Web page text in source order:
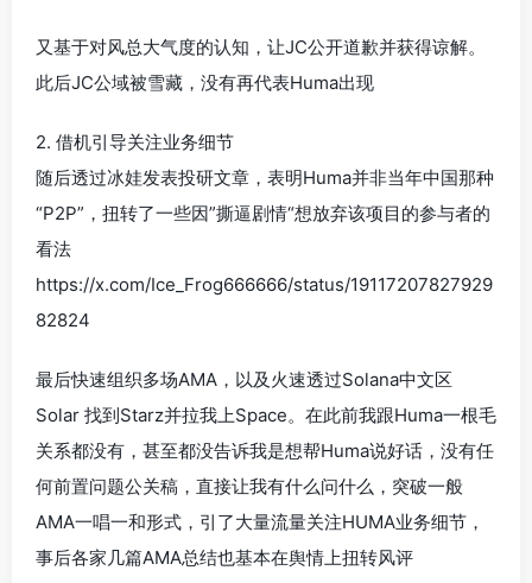
又基于对风总大气度的认知，让JC公开道歉并获得谅解。
此后JC公域被雪藏，没有再代表Huma出现
2. 借机引导关注业务细节
随后透过冰娃发表投研文章，表明Huma并非当年中国那种
“P2P”，扭转了一些因”撕逼剧情“想放弃该项目的参与者的
看法
https://x.com/Ice_Frog666666/status/19117207827929
82824
最后快速组织多场AMA，以及火速透过Solana中文区
Solar 找到Starz并拉我上Space。在此前我跟Huma一根毛
关系都没有，甚至都没告诉我是想帮Huma说好话，没有任
何前置问题公关稿，直接让我有什么问什么，突破一般
AMA一唱一和形式，引了大量流量关注HUMA业务细节，
事后各家几篇AMA总结也基本在舆情上扭转风评